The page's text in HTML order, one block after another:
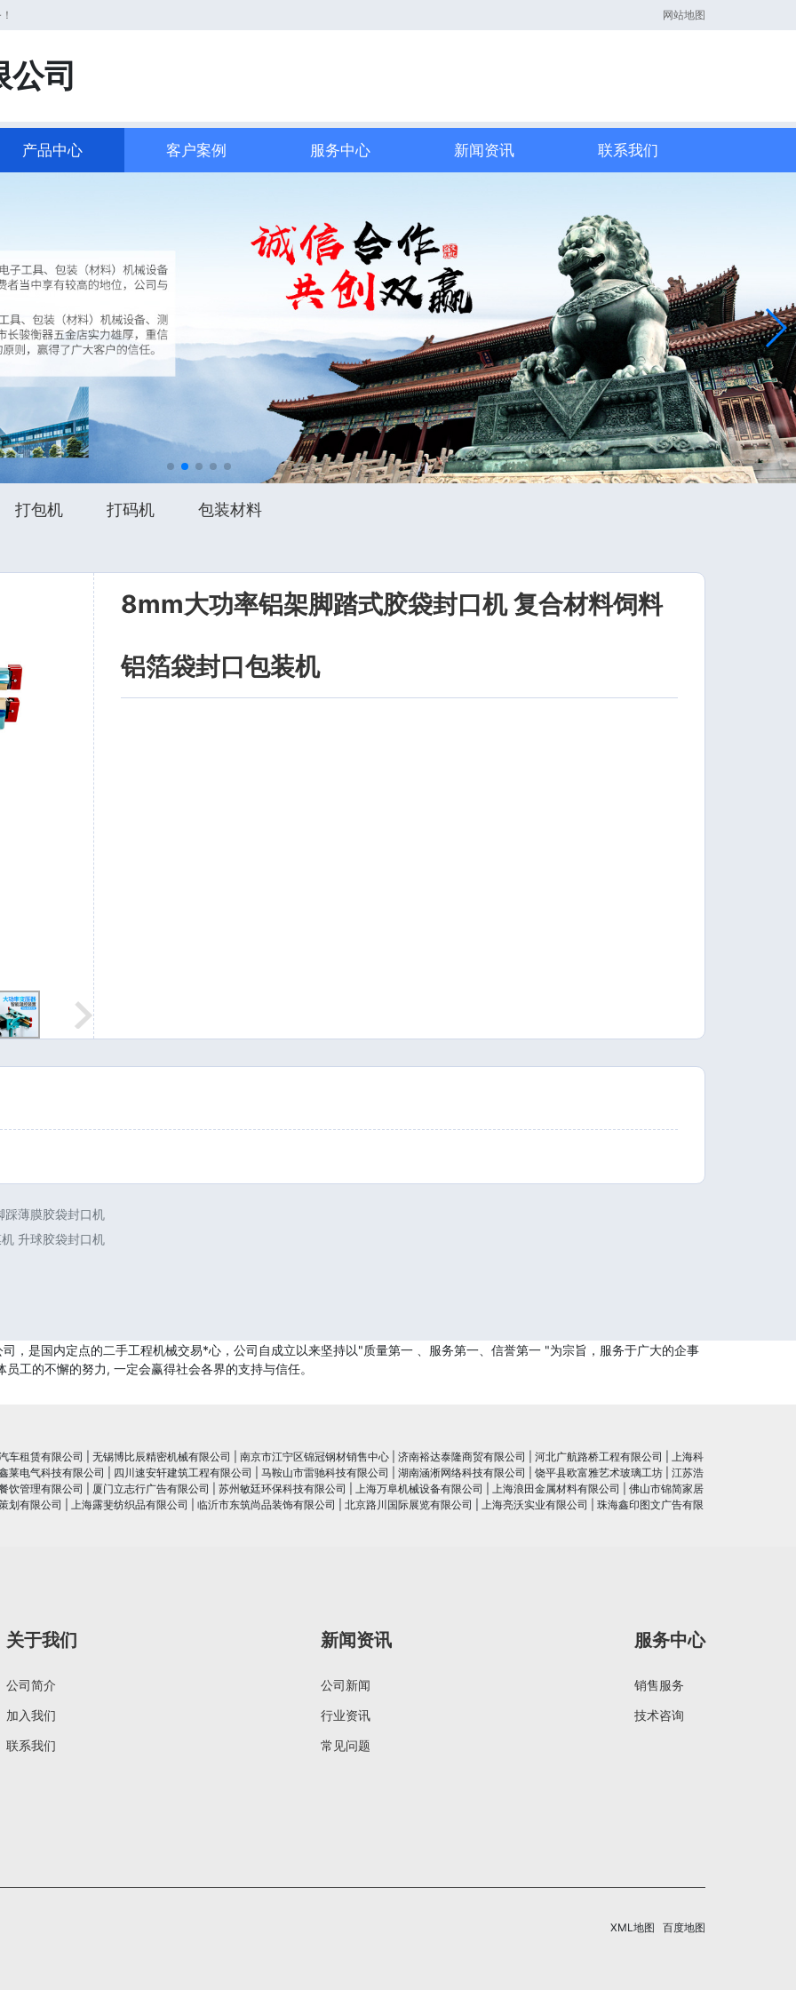
网站地图
司
产品中心 客户案例 服务中心 新闻资讯 联系我们
打包机 打码机 包装材料
8mm大功率铝架脚踏式胶袋封口机 复合材料饲料
铝箔袋封口包装机
踩薄膜胶袋封口机
升球胶袋封口机
，是国内定点的二手工程机械交易*心，公司自成立以来坚持以"质量第一 、服务第一、信誉第一 "为宗旨，服务于广大的企事
工的不懈的努力, 一定会赢得社会各界的支持与信任。
车租赁有限公司 无锡博比辰精密机械有限公司 南京市江宁区锦冠钢材销售中心 济南裕达泰隆商贸有限公司 河北广航路桥工程有限公司
上海科
莱电气科技有限公司
四川速安轩建筑工程有限公司 马鞍山市雷驰科技有限公司 湖南涵淅网络科技有限公司 饶平县欧富雅艺术玻璃工坊
江苏浩
饮管理有限公司
厦门立志行广告有限公司 苏州敏廷环保科技有限公司 上海万阜机械设备有限公司 上海浪田金属材料有限公司
佛山市锦简家居
划有限公司
上海露斐纺织品有限公司 临沂市东筑尚品装饰有限公司 北京路川国际展览有限公司 上海亮沃实业有限公司 珠海鑫印图文广告有限
关于我们
公司简介
加入我们
联系我们
新闻资讯
公司新闻
行业资讯
常见问题
服务中心
销售服务
技术咨询
XML地图 百度地图